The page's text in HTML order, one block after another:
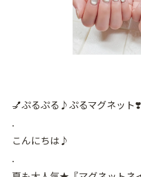
💅ぷるぷる♪ぷるマグネット❣️
.
こんにちは♪
.